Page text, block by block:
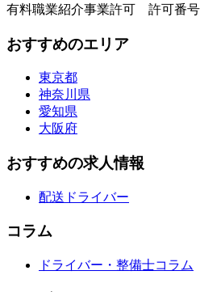
有料職業紹介事業許可 許可番号
おすすめのエリア
東京都
神奈川県
愛知県
大阪府
おすすめの求人情報
配送ドライバー
コラム
ドライバー・整備士コラム